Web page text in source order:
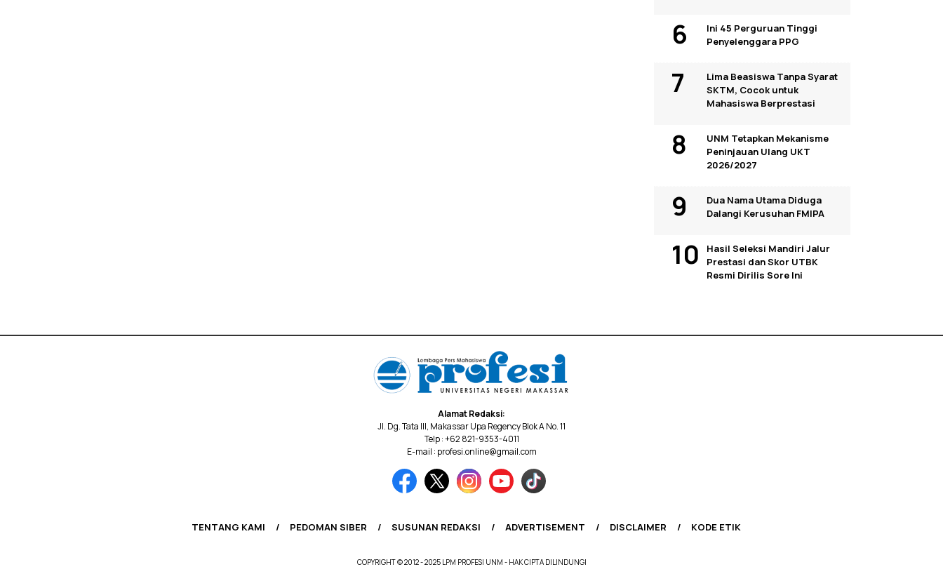
Ini 45 Perguruan Tinggi
Penyelenggara PPG
Lima Beasiswa Tanpa Syarat
SKTM, Cocok untuk
Mahasiswa Berprestasi
UNM Tetapkan Mekanisme
Peninjauan Ulang UKT
2026/2027
Dua Nama Utama Diduga
Dalangi Kerusuhan FMIPA
Hasil Seleksi Mandiri Jalur
Prestasi dan Skor UTBK
Resmi Dirilis Sore Ini
Alamat Redaksi:
Jl. Dg. Tata III, Makassar Upa Regency Blok A No. 11
Telp : +62 821-9353-4011
E-mail : profesi.online@gmail.com
TENTANG KAMI PEDOMAN SIBER SUSUNAN REDAKSI ADVERTISEMENT DISCLAIMER KODE ETIK
COPYRIGHT © 2012 - 2025 LPM PROFESI UNM - HAK CIPTA DILINDUNGI